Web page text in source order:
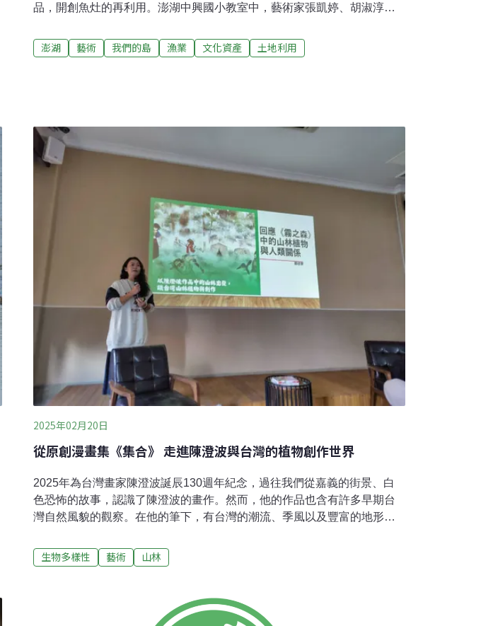
品，開創魚灶的再利用。澎湖中興國小教室中，藝術家張凱婷、胡淑淳結
出不同圖案，展現自己的理想。張凱婷是澎湖人，南藝大畢業後在台灣工
作，近幾年開始台澎兩地居住，想利用所學，為故鄉做些事情。胡淑淳熱
就可以長期保存。一直到20 、30年前，漁業資源減少，加上魚貨開放進
口，魚灶走向沒落，甚至開始廢棄毀壞。取澎湖在地泥土製陶 手捏現撈魚
貨張凱婷、胡淑淳在後寮漁村，找到一處修復的魚灶，進行燒陶藝術創
澎湖 藝術 我們的島 漁業 文化資產 土地利用
2025年02月20日
從原創漫畫集《集合》 走進陳澄波與台灣的植物創作世界
2025年為台灣畫家陳澄波誕辰130週年紀念，過往我們從嘉義的街景、白
色恐怖的故事，認識了陳澄波的畫作。然而，他的作品也含有許多早期台
灣自然風貌的觀察。在他的筆下，有台灣的潮流、季風以及豐富的地形。
講座，期望大眾透過陳澄波的作品，重新打開欣賞畫的眼睛。「世界上沒
有一模一樣的第二座森林」陳澄波文化基金會的台灣原創漫畫集《集
森》，即是以台灣早期的植物獵人為原型，講述長久以來人與自然關係的
思考。同時，由陳澄波文化基金會與國立臺灣歷史博物館共同策展的《走
生物多樣性 藝術 山林